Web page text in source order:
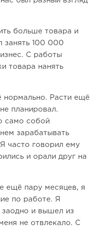
больше товара и
занять 100 000
С работы
товара нанять
нормально. Расти ещё
планировал.
само собой
зарабатывать
часто говорил ему
и орали друг на
ещё пару месяцев, я
по работе. Я
и вышел из
не отвлекало. С